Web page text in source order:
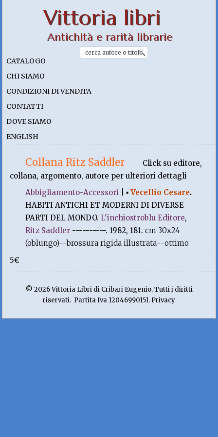
Vittoria libri
Antichità e rarità librarie
CATALOGO
CHI SIAMO
CONDIZIONI DI VENDITA
CONTATTI
DOVE SIAMO
ENGLISH
Collana Ritz Saddler
Click su editore,
collana, argomento, autore per ulteriori dettagli
Abbigliamento-Accessori |▪Vecellio Cesare.
HABITI ANTICHI ET MODERNI DI DIVERSE
PARTI DEL MONDO.L'inchiostroblu Editore,
Ritz Saddler ----------. 1982, 181.cm 30x24
(oblungo)--brossura rigida illustrata--ottimo
5€
© 2026 Vittoria Libri di Cribari Eugenio. Tutti i diritti
riservati. Partita Iva 12046990151. Privacy